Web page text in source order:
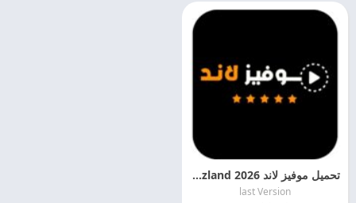
تحميل موفيز لاند 2026 Movizland مهكر اخر تحديث مجانا
last Version